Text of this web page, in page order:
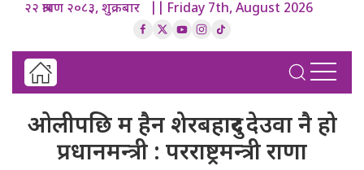
२२ श्रावण २०८३, शुक्रबार || Friday 7th, August 2026
ओलीपछि म हैन शेरबहादुर देउवा नै हो
प्रधानमन्त्री : परराष्ट्रमन्त्री राणा